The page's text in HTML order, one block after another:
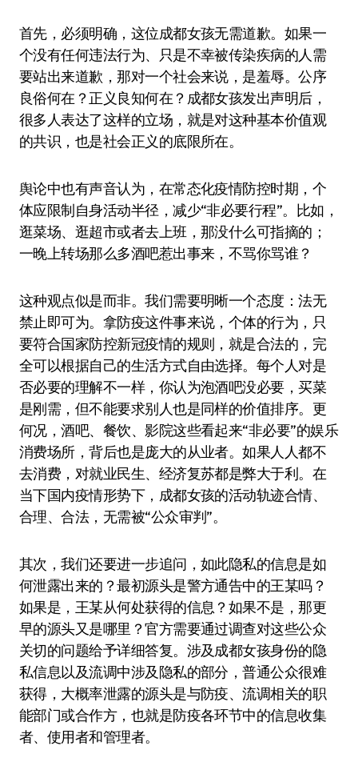
首先，必须明确，这位成都女孩无需道歉。如果一
个没有任何违法行为、只是不幸被传染疾病的人需
要站出来道歉，那对一个社会来说，是羞辱。公序
良俗何在？正义良知何在？成都女孩发出声明后，
很多人表达了这样的立场，就是对这种基本价值观
的共识，也是社会正义的底限所在。
舆论中也有声音认为，在常态化疫情防控时期，个
体应限制自身活动半径，减少“非必要行程”。比如，
逛菜场、逛超市或者去上班，那没什么可指摘的；
一晚上转场那么多酒吧惹出事来，不骂你骂谁？
这种观点似是而非。我们需要明晰一个态度：法无
禁止即可为。拿防疫这件事来说，个体的行为，只
要符合国家防控新冠疫情的规则，就是合法的，完
全可以根据自己的生活方式自由选择。每个人对是
否必要的理解不一样，你认为泡酒吧没必要，买菜
是刚需，但不能要求别人也是同样的价值排序。更
何况，酒吧、餐饮、影院这些看起来“非必要”的娱乐
消费场所，背后也是庞大的从业者。如果人人都不
去消费，对就业民生、经济复苏都是弊大于利。在
当下国内疫情形势下，成都女孩的活动轨迹合情、
合理、合法，无需被“公众审判”。
其次，我们还要进一步追问，如此隐私的信息是如
何泄露出来的？最初源头是警方通告中的王某吗？
如果是，王某从何处获得的信息？如果不是，那更
早的源头又是哪里？官方需要通过调查对这些公众
关切的问题给予详细答复。涉及成都女孩身份的隐
私信息以及流调中涉及隐私的部分，普通公众很难
获得，大概率泄露的源头是与防疫、流调相关的职
能部门或合作方，也就是防疫各环节中的信息收集
者、使用者和管理者。